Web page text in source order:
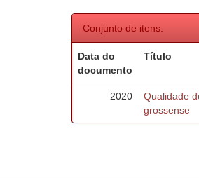
Conjunto de itens:
Data do
documento
Título
2020
Qualidade
grossense